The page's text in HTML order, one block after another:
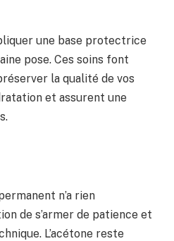
une base protectrice
pose. Ces soins font
la qualité de vos
et assurent une
n’a rien
de s’armer de patience et
L’acétone reste